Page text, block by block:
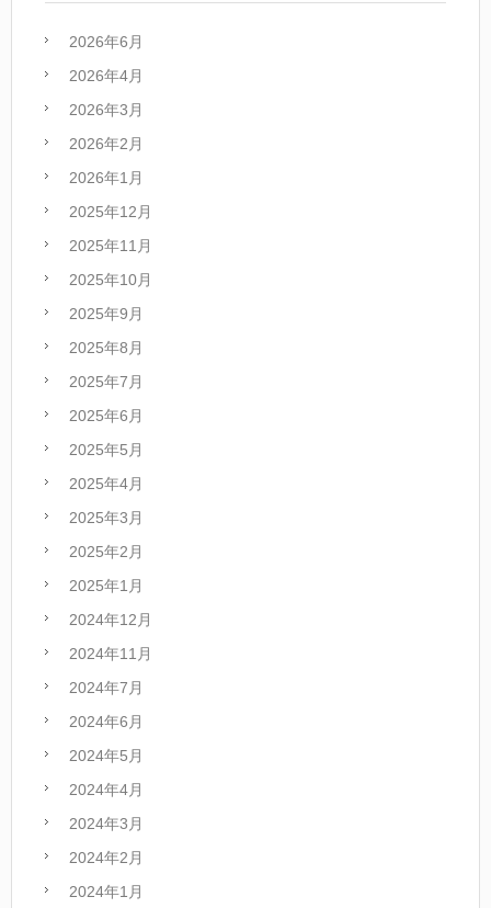
2026年6月
2026年4月
2026年3月
2026年2月
2026年1月
2025年12月
2025年11月
2025年10月
2025年9月
2025年8月
2025年7月
2025年6月
2025年5月
2025年4月
2025年3月
2025年2月
2025年1月
2024年12月
2024年11月
2024年7月
2024年6月
2024年5月
2024年4月
2024年3月
2024年2月
2024年1月